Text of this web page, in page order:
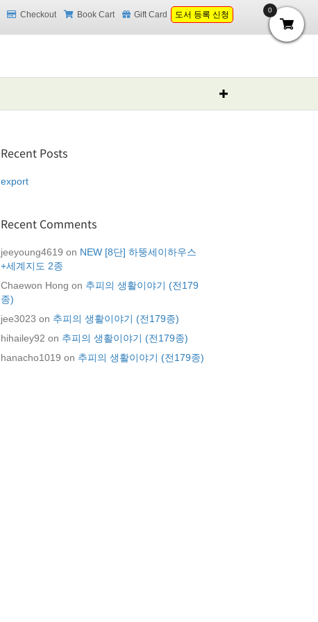
Checkout Book Cart Gift Card 도서 등록 신청
Recent Posts
export
Recent Comments
jeeyoung4619 on NEW [8단] 하뚱세이하우스
+세계지도 2종
Chaewon Hong on 추피의 생활이야기 (전179
종)
jee3023 on 추피의 생활이야기 (전179종)
hihailey92 on 추피의 생활이야기 (전179종)
hanacho1019 on 추피의 생활이야기 (전179종)
0